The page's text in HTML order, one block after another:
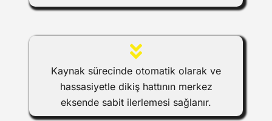
Kaynak sürecinde otomatik olarak ve
hassasiyetle dikiş hattının merkez
eksende sabit ilerlemesi sağlanır.